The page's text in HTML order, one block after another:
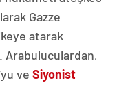
Gazze
atarak
Arabuluculardan,
ve Siyonist